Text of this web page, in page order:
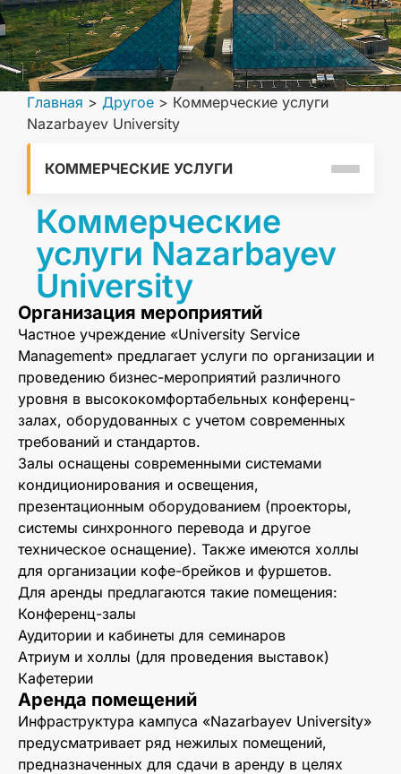
Главная > Другое > Коммерческие услуги
Nazarbayev University
КОММЕРЧЕСКИЕ УСЛУГИ
Коммерческие
услуги Nazarbayev
University
Организация мероприятий
Частное учреждение «University Service
Management» предлагает услуги по организации и
проведению бизнес-мероприятий различного
уровня в высококомфортабельных конференц-
залах, оборудованных с учетом современных
требований и стандартов.
Залы оснащены современными системами
кондиционирования и освещения,
презентационным оборудованием (проекторы,
системы синхронного перевода и другое
техническое оснащение). Также имеются холлы
для организации кофе-брейков и фуршетов.
Для аренды предлагаются такие помещения:
Конференц-залы
Аудитории и кабинеты для семинаров
Атриум и холлы (для проведения выставок)
Кафетерии
Аренда помещений
Инфраструктура кампуса «Nazarbayev University»
предусматривает ряд нежилых помещений,
предназначенных для сдачи в аренду в целях